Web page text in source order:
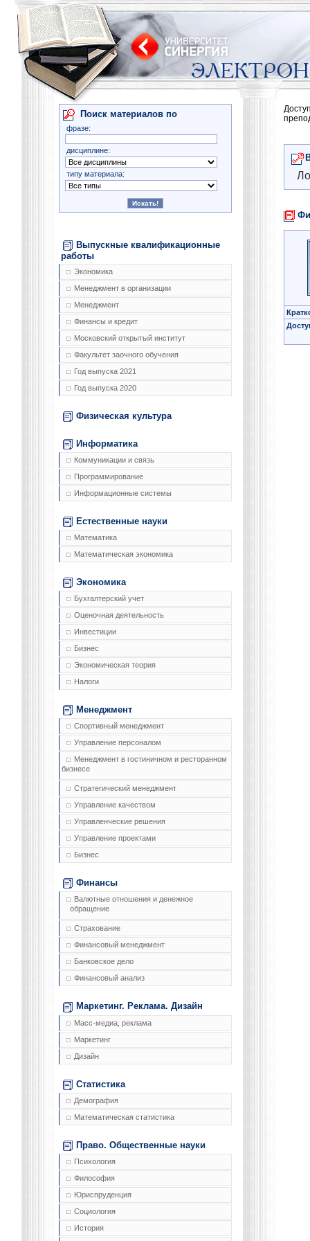
Поиск материалов по
фразе:
дисциплине:
типу материала:
Выпускные квалификационные
работы
Экономика
Менеджмент в организации
Менеджмент
Финансы и кредит
Московский открытый институт
Факультет заочного обучения
Год выпуска 2021
Год выпуска 2020
Физическая культура
Информатика
Коммуникации и связь
Программирование
Информационные системы
Естественные науки
Математика
Математическая экономика
Экономика
Бухгалтерский учет
Оценочная деятельность
Инвестиции
Бизнес
Экономическая теория
Налоги
Менеджмент
Спортивный менеджмент
Управление персоналом
Менеджмент в гостиничном и ресторанном
бизнесе
Стратегический менеджмент
Управление качеством
Управленческие решения
Управление проектами
Бизнес
Финансы
Валютные отношения и денежное
обращение
Страхование
Финансовый менеджмент
Банковское дело
Финансовый анализ
Маркетинг. Реклама. Дизайн
Масс-медиа, реклама
Маркетинг
Дизайн
Статистика
Демография
Математическая статистика
Право. Общественные науки
Психология
Философия
Юриспруденция
Социология
История